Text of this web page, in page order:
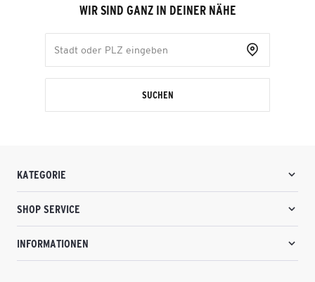
WIR SIND GANZ IN DEINER NÄHE
SUCHEN
KATEGORIE
SHOP SERVICE
INFORMATIONEN